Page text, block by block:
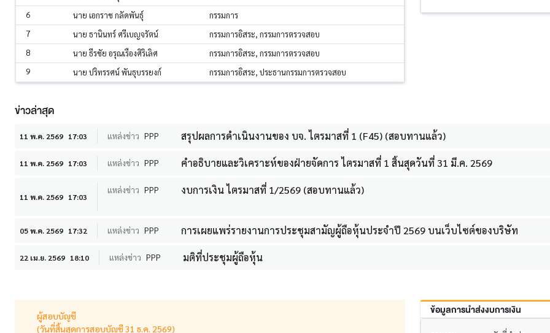
6
นาย เอกราช กลัดพันธุ์
กรรมการ
7
นาย ธานินทร์ ศรีเบญจรัตน์
กรรมการอิสระ, กรรมการตรวจสอบ
8
นาย ธีรชัย อรุณเรืองศิริเลิศ
กรรมการอิสระ, กรรมการตรวจสอบ
9
นาย ปริทรรศน์ พันธุบรรยงก์ กรรมการอิสระ, ประธานกรรมการตรวจสอบ
ข่าวล่าสุด
11 พ.ค. 2569 17:03 แหล่งข่าว PPP สรุปผลการดำเนินงานของ บจ. ไตรมาสที่ 1 (F45) (สอบทานแล้ว)
11 พ.ค. 2569 17:03 แหล่งข่าว PPP คำอธิบายและวิเคราะห์ของฝ่ายจัดการ ไตรมาสที่ 1 สิ้นสุดวันที่ 31 มี.ค. 2569
11 พ.ค. 2569 17:03
แหล่งข่าว PPP งบการเงิน ไตรมาสที่ 1/2569 (สอบทานแล้ว)
05 พ.ค. 2569 17:32 แหล่งข่าว PPP การเผยแพร่รายงานการประชุมสามัญผู้ถือหุ้นประจำปี 2569 บนเว็บไซต์ของบริษัท
22 เม.ย. 2569 18:10 แหล่งข่าว PPP มติที่ประชุมผู้ถือหุ้น
ผู้สอบบัญชี
(วันที่สิ้นสุดการสอบบัญชี 31 ธ.ค. 2569)
ข้อมูลการนำส่งงบการเงิน